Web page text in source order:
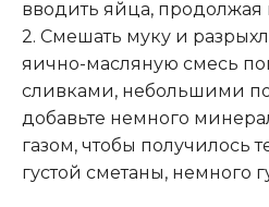
вводить яйца, продолжая
2. Смешать муку и
яично-масляную смесь
сливками, небольшими
добавьте немного
газом, чтобы получилось
густой сметаны, немного